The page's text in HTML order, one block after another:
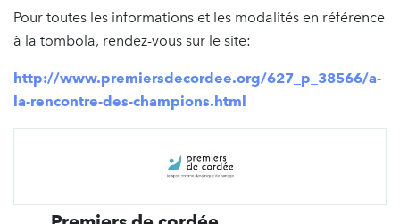
Pour toutes les informations et les modalités en référence
à la tombola, rendez-vous sur le site:
http://www.premiersdecordee.org/627_p_38566/a-
la-rencontre-des-champions.html